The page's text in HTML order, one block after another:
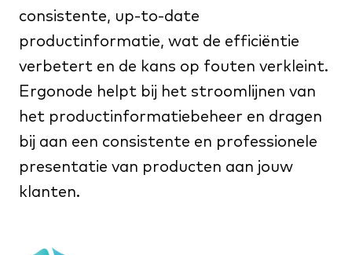
consistente, up-to-date
productinformatie, wat de efficiëntie
verbetert en de kans op fouten verkleint.
Ergonode helpt bij het stroomlijnen van
het productinformatiebeheer en dragen
bij aan een consistente en professionele
presentatie van producten aan jouw
klanten.